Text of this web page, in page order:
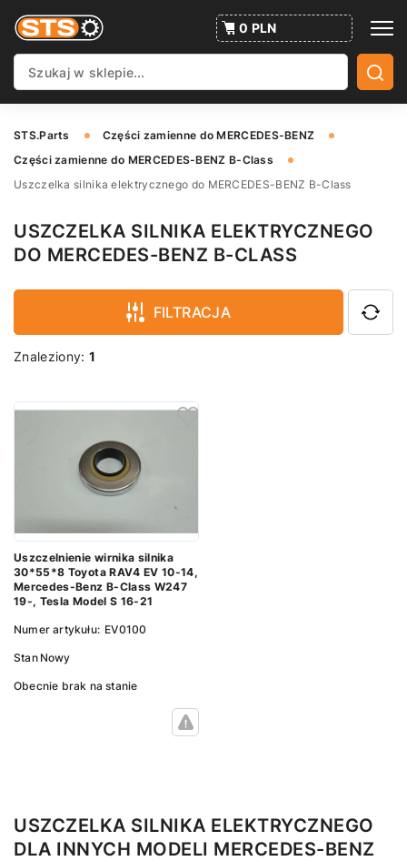
0 PLN
STS.Parts
Części zamienne do MERCEDES-BENZ
Części zamienne do MERCEDES-BENZ B-Class
Uszczelka silnika elektrycznego do MERCEDES-BENZ B-Class
USZCZELKA SILNIKA ELEKTRYCZNEGO
DO MERCEDES-BENZ B-CLASS
FILTRACJA
Znaleziony:1
Uszczelnienie wirnika silnika
30*55*8 Toyota RAV4 EV 10-14,
Mercedes-Benz B-Class W247
19-, Tesla Model S 16-21
Numer artykułu: EV0100
Stan Nowy
Obecnie brak na stanie
USZCZELKA SILNIKA ELEKTRYCZNEGO
DLA INNYCH MODELI MERCEDES-BENZ